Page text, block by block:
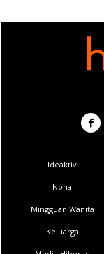
Ideaktiv
Nona
Mingguan Wanita
Keluarga